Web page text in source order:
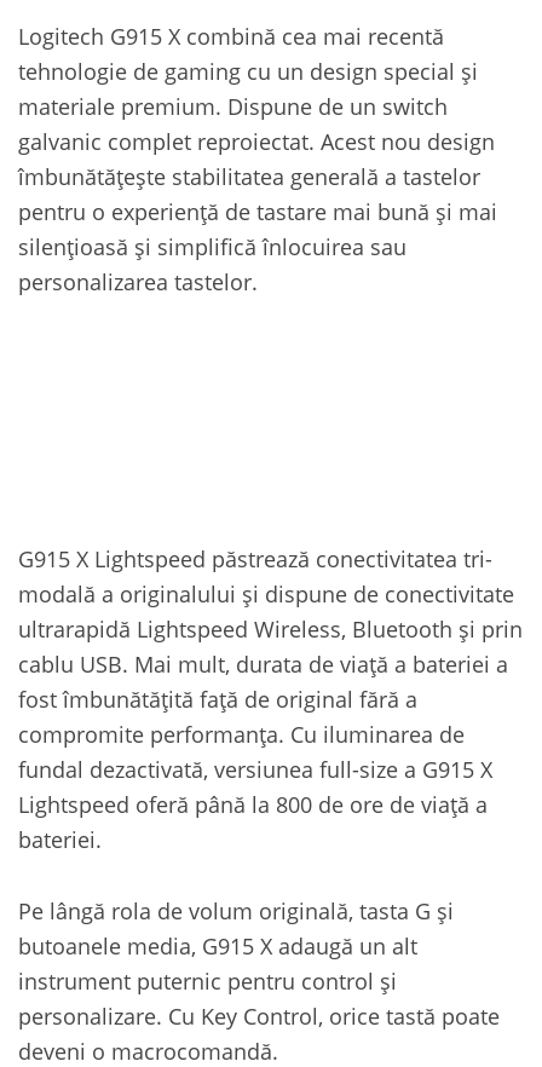
Logitech G915 X combină cea mai recentă
tehnologie de gaming cu un design special și
materiale premium. Dispune de un switch
galvanic complet reproiectat. Acest nou design
îmbunătățește stabilitatea generală a tastelor
pentru o experiență de tastare mai bună și mai
silențioasă și simplifică înlocuirea sau
personalizarea tastelor.
G915 X Lightspeed păstrează conectivitatea tri-
modală a originalului și dispune de conectivitate
ultrarapidă Lightspeed Wireless, Bluetooth și prin
cablu USB. Mai mult, durata de viață a bateriei a
fost îmbunătățită față de original fără a
compromite performanța. Cu iluminarea de
fundal dezactivată, versiunea full-size a G915 X
Lightspeed oferă până la 800 de ore de viață a
bateriei.
Pe lângă rola de volum originală, tasta G și
butoanele media, G915 X adaugă un alt
instrument puternic pentru control și
personalizare. Cu Key Control, orice tastă poate
deveni o macrocomandă.